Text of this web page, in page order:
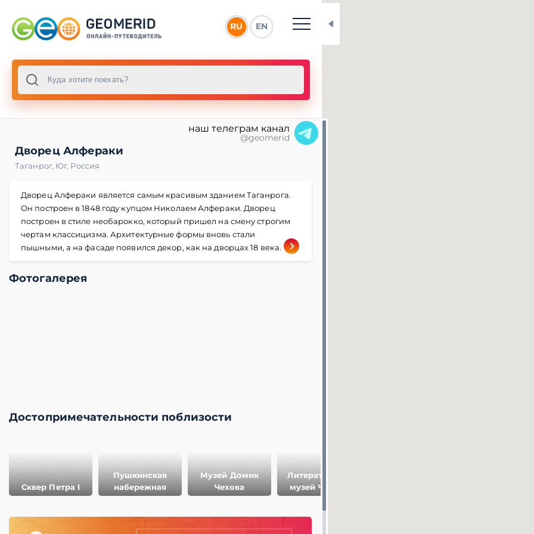
RU EN
наш телеграм канал
@geomerid
Дворец Алфераки
Таганрог, Юг, Россия
Дворец Алфераки является самым красивым зданием Таганрога.
Он построен в 1848 году купцом Николаем Алфераки. Дворец
построен в стиле необарокко, который пришел на смену строгим
чертам классицизма. Архитектурные формы вновь стали
пышными, а на фасаде появился декор, как на дворцах 18 века.
Фотогалерея
Достопримечательности поблизости
Сквер Петра I
Пушкинская
набережная
Музей Домик
Чехова
Литературный
музей Чехова